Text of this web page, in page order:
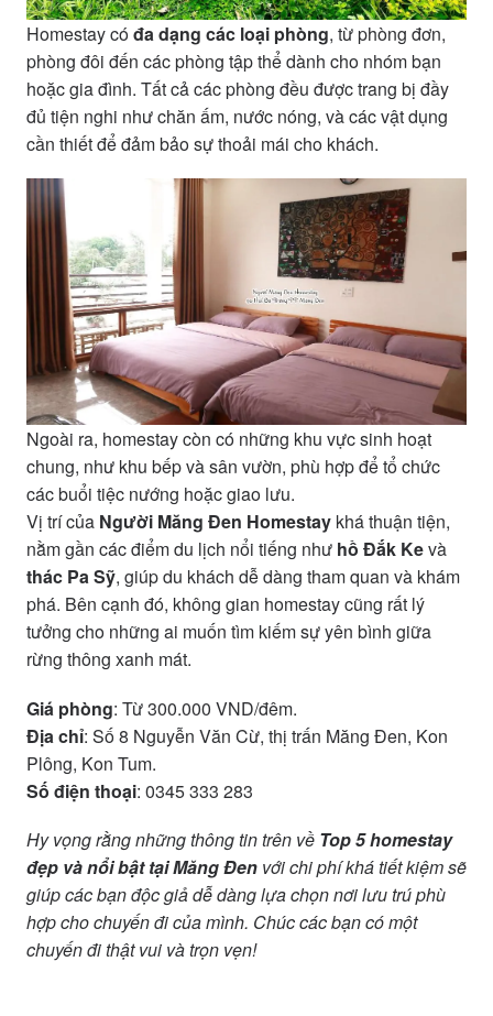
Homestay cóđa dạng các loại phòng, từ phòng đơn,
phòng đôi đến các phòng tập thể dành cho nhóm bạn
hoặc gia đình. Tất cả các phòng đều được trang bị đầy
đủ tiện nghi như chăn ấm, nước nóng, và các vật dụng
cần thiết để đảm bảo sự thoải mái cho khách.
Ngoài ra, homestay còn có những khu vực sinh hoạt
chung, như khu bếp và sân vườn, phù hợp để tổ chức
các buổi tiệc nướng hoặc giao lưu.
Vị trí của Người Măng Đen Homestay khá thuận tiện,
nằm gần các điểm du lịch nổi tiếng như hồ Đắk Kevà
thác Pa Sỹ, giúp du khách dễ dàng tham quan và khám
phá. Bên cạnh đó, không gian homestay cũng rất lý
tưởng cho những ai muốn tìm kiếm sự yên bình giữa
rừng thông xanh mát.
Giá phòng: Từ 300.000 VND/đêm.
Địa chỉ: Số 8 Nguyễn Văn Cừ, thị trấn Măng Đen, Kon
Plông, Kon Tum.
Số điện thoại: 0345 333 283
Hy vọng rằng những thông tin trên về Top 5 homestay
đẹp và nổi bật tại Măng Đen với chi phí khá tiết kiệm sẽ
giúp các bạn độc giả dễ dàng lựa chọn nơi lưu trú phù
hợp cho chuyến đi của mình. Chúc các bạn có một
chuyến đi thật vui và trọn vẹn!